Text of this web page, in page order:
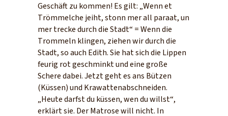
Geschäft zu kommen! Es gilt: „Wenn et
Trömmelche jeiht, stonn mer all paraat, un
mer trecke durch die Stadt“ = Wenn die
Trommeln klingen, ziehen wir durch die
Stadt, so auch Edith. Sie hat sich die Lippen
feurig rot geschminkt und eine große
Schere dabei. Jetzt geht es ans Bützen
(Küssen) und Krawattenabschneiden.
„Heute darfst du küssen, wen du willst“,
erklärt sie. Der Matrose will nicht. In